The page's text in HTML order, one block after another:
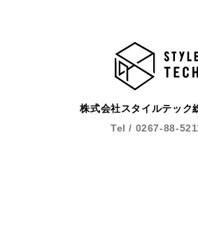
株式会社スタイルテック
Tel / 0267-88-